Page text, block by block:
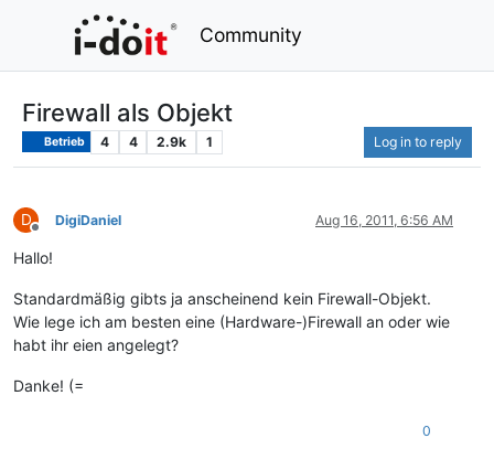
Community
Firewall als Objekt
Betrieb 4 4 2.9k 1 Log in to reply
D
Offline
DigiDaniel Aug 16, 2011, 6:56 AM
Hallo!
Standardmäßig gibts ja anscheinend kein Firewall-Objekt.
Wie lege ich am besten eine (Hardware-)Firewall an oder wie
habt ihr eien angelegt?
Danke! (=
0